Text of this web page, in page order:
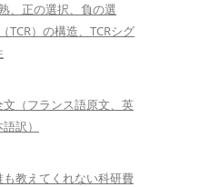
、正の選択、負の選
TCR）の構造、TCRシグ
（フランス語原文、英
訳）
教えてくれない科研費